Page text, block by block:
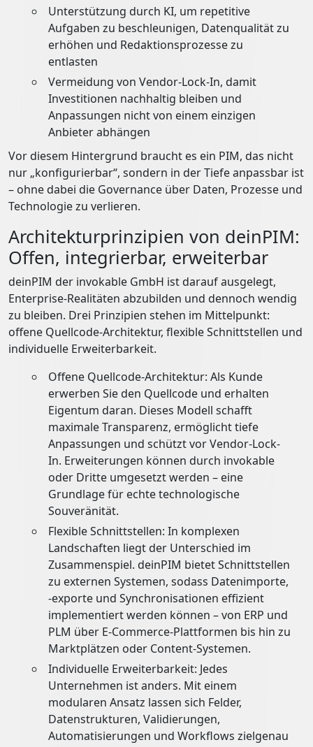
Unterstützung durch KI, um repetitive
Aufgaben zu beschleunigen, Datenqualität zu
erhöhen und Redaktionsprozesse zu
entlasten
Vermeidung von Vendor-Lock-In, damit
Investitionen nachhaltig bleiben und
Anpassungen nicht von einem einzigen
Anbieter abhängen
Vor diesem Hintergrund braucht es ein PIM, das nicht
nur „konfigurierbar“, sondern in der Tiefe anpassbar ist
– ohne dabei die Governance über Daten, Prozesse und
Technologie zu verlieren.
Architekturprinzipien von deinPIM:
Offen, integrierbar, erweiterbar
deinPIM der invokable GmbH ist darauf ausgelegt,
Enterprise-Realitäten abzubilden und dennoch wendig
zu bleiben. Drei Prinzipien stehen im Mittelpunkt:
offene Quellcode-Architektur, flexible Schnittstellen und
individuelle Erweiterbarkeit.
Offene Quellcode-Architektur: Als Kunde
erwerben Sie den Quellcode und erhalten
Eigentum daran. Dieses Modell schafft
maximale Transparenz, ermöglicht tiefe
Anpassungen und schützt vor Vendor-Lock-
In. Erweiterungen können durch invokable
oder Dritte umgesetzt werden – eine
Grundlage für echte technologische
Souveränität.
Flexible Schnittstellen: In komplexen
Landschaften liegt der Unterschied im
Zusammenspiel. deinPIM bietet Schnittstellen
zu externen Systemen, sodass Datenimporte,
-exporte und Synchronisationen effizient
implementiert werden können – von ERP und
PLM über E-Commerce-Plattformen bis hin zu
Marktplätzen oder Content-Systemen.
Individuelle Erweiterbarkeit: Jedes
Unternehmen ist anders. Mit einem
modularen Ansatz lassen sich Felder,
Datenstrukturen, Validierungen,
Automatisierungen und Workflows zielgenau